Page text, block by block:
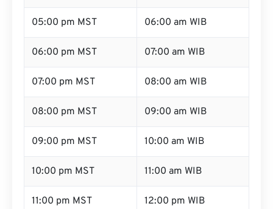
05:00 pm MST 06:00 am WIB
06:00 pm MST 07:00 am WIB
07:00 pm MST 08:00 am WIB
08:00 pm MST 09:00 am WIB
09:00 pm MST 10:00 am WIB
10:00 pm MST 11:00 am WIB
11:00 pm MST
12:00 pm WIB